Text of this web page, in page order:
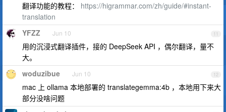
翻译功能的教程： https://higrammar.com/zh/guide/#instant-
translation
11
YFZZ Jun 10
用的沉浸式翻译插件，接的 DeepSeek API ，偶尔翻译，量不
大。
12
woduzibue Jun 10
mac 上 ollama 本地部署的 translategemma:4b ，本地用下来大
部分没啥问题